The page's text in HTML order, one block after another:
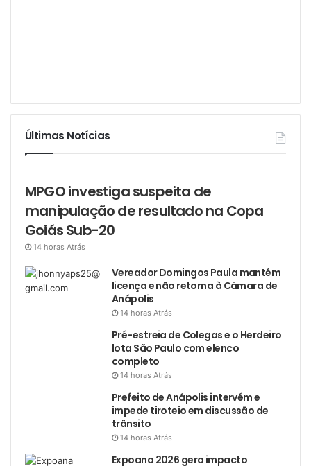
Últimas Notícias
MPGO investiga suspeita de
manipulação de resultado na Copa
Goiás Sub-20
14 horas Atrás
Vereador Domingos Paula mantém
licença e não retorna à Câmara de
Anápolis
14 horas Atrás
Pré-estreia de Colegas e o Herdeiro
lota São Paulo com elenco
completo
14 horas Atrás
Prefeito de Anápolis intervém e
impede tiroteio em discussão de
trânsito
14 horas Atrás
Expoana 2026 gera impacto